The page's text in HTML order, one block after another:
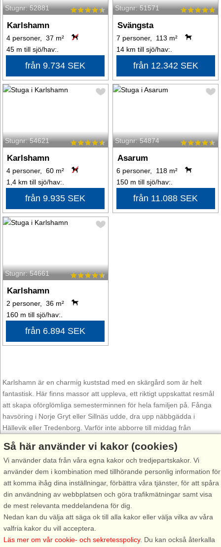
Stugnr: 52881
Karlshamn
4 personer, 37 m²
45 m till sjö/hav:.
från 9.734 SEK
Stugnr: 51571
Svängsta
7 personer, 113 m²
14 km till sjö/hav:.
från 12.342 SEK
Stugnr: 54621
Karlshamn
4 personer, 60 m²
1,4 km till sjö/hav:.
från 9.935 SEK
Stugnr: 54874
Asarum
6 personer, 118 m²
150 m till sjö/hav:.
från 11.088 SEK
Stugnr: 54661
Karlshamn
2 personer, 36 m²
160 m till sjö/hav:.
från 6.894 SEK
Karlshamn är en charmig kuststad med en skärgård som är helt
fantastisk. Här finns massor att uppleva, ett riktigt uppskattat resmål
att skapa oförglömliga semesterminnen för hela familjen på. Fånga
havsöring i Norje Gryt eller Sillnäs udde, dra upp näbbgädda i
Hällevik eller Tredenborg. Varför inte abborre till middag från
Nära havet
I Mörrum eller Svängsta kastar ni kroken i den världsberömda
Mörrumsån. Närheten till vatten erbjuder givetvis fler aktiviteter, en
dykutflykt i Karlshamn eller en dag på stranden i Sölvesborg, som
har Blekinges finaste sandstränder är inte att förakta. Upplev
skärgården till fots, med cykel eller från båtrelingen, stanna till på en
liten ö och packa upp picnickorgen och insup lugnet och glöm
Så här använder vi kakor (cookies)
Vi använder data från våra egna kakor och tredjepartskakor. Vi
använder dem i kombination med tillhörande personlig information för
att komma ihåg dina inställningar, förbättra våra tjänster, för att spåra
din användning av webbplatsen och göra trafikmätningar samt visa
de mest relevanta meddelandena för dig.
Nedan kan du välja att säga ok till alla kakor eller välja vilka av våra
valfria kakor du vill acceptera.
Läs mer om vår cookie- och sekretesspolicy. Du kan också återkalla